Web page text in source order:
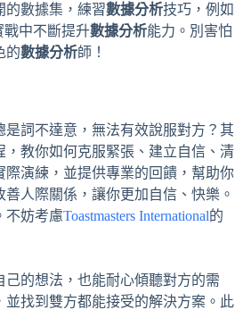
的數據集，練習數據分析技巧，例如
戰中不斷提升數據分析能力。別害怕
的數據分析師！
詞不達意，無法有效說服對方？其
，教你如何克服緊張、建立自信、清
演練，並提供專業的回饋，幫助你
人際關係，讓你更加自信、快樂。
不妨考慮Toastmasters International的
的想法，也能耐心傾聽對方的需
找到雙方都能接受的解決方案。此